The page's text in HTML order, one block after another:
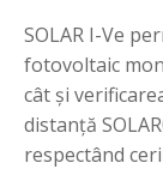
SOLAR I-Ve
fotovoltaic
cât și
distanță
respectând